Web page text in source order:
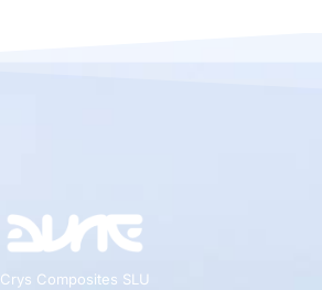
Crys Composites SLU